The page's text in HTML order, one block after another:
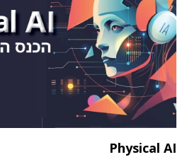
Physical AI